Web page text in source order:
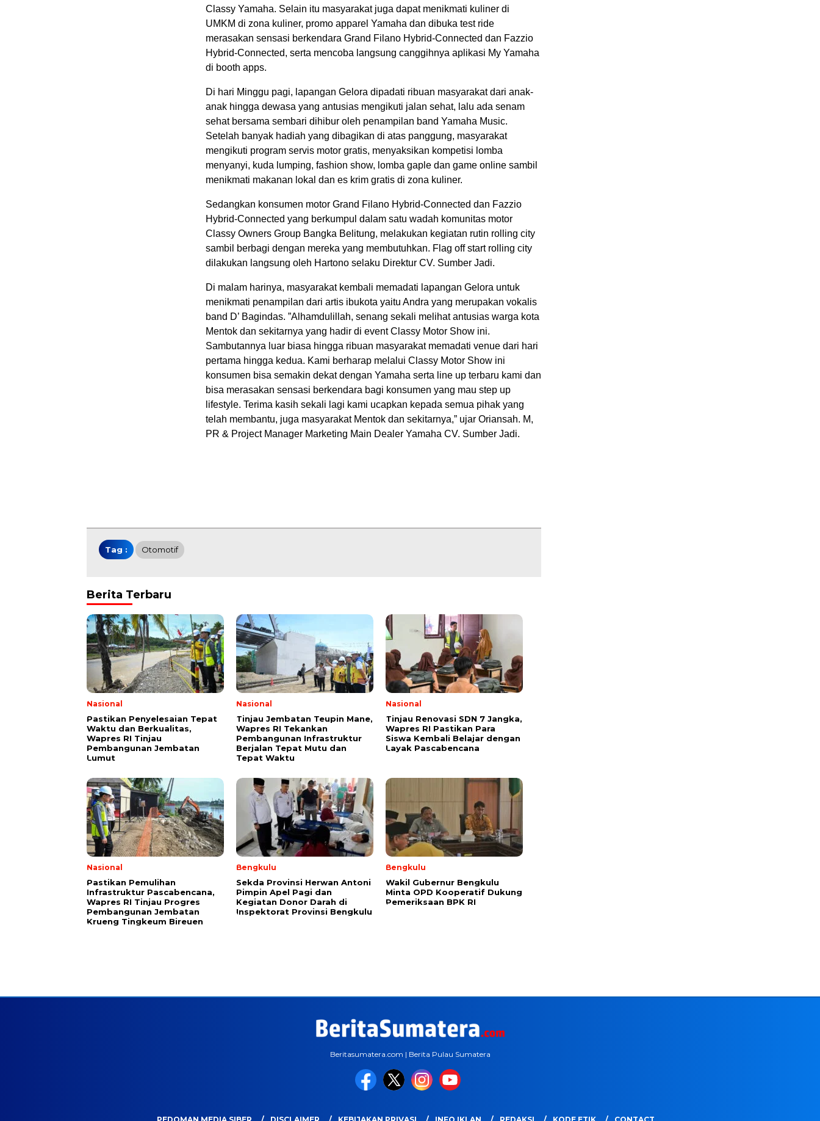
Classy Yamaha. Selain itu masyarakat juga dapat menikmati kuliner di
UMKM di zona kuliner, promo apparel Yamaha dan dibuka test ride
merasakan sensasi berkendara Grand Filano Hybrid-Connected dan Fazzio
Hybrid-Connected, serta mencoba langsung canggihnya aplikasi My Yamaha
di booth apps.
Di hari Minggu pagi, lapangan Gelora dipadati ribuan masyarakat dari anak-
anak hingga dewasa yang antusias mengikuti jalan sehat, lalu ada senam
sehat bersama sembari dihibur oleh penampilan band Yamaha Music.
Setelah banyak hadiah yang dibagikan di atas panggung, masyarakat
mengikuti program servis motor gratis, menyaksikan kompetisi lomba
menyanyi, kuda lumping, fashion show, lomba gaple dan game online sambil
menikmati makanan lokal dan es krim gratis di zona kuliner.
Sedangkan konsumen motor Grand Filano Hybrid-Connected dan Fazzio
Hybrid-Connected yang berkumpul dalam satu wadah komunitas motor
Classy Owners Group Bangka Belitung, melakukan kegiatan rutin rolling city
sambil berbagi dengan mereka yang membutuhkan. Flag off start rolling city
dilakukan langsung oleh Hartono selaku Direktur CV. Sumber Jadi.
Di malam harinya, masyarakat kembali memadati lapangan Gelora untuk
menikmati penampilan dari artis ibukota yaitu Andra yang merupakan vokalis
band D’ Bagindas. ”Alhamdulillah, senang sekali melihat antusias warga kota
Mentok dan sekitarnya yang hadir di event Classy Motor Show ini.
Sambutannya luar biasa hingga ribuan masyarakat memadati venue dari hari
pertama hingga kedua. Kami berharap melalui Classy Motor Show ini
konsumen bisa semakin dekat dengan Yamaha serta line up terbaru kami dan
bisa merasakan sensasi berkendara bagi konsumen yang mau step up
lifestyle. Terima kasih sekali lagi kami ucapkan kepada semua pihak yang
telah membantu, juga masyarakat Mentok dan sekitarnya,” ujar Oriansah. M,
PR & Project Manager Marketing Main Dealer Yamaha CV. Sumber Jadi.
Tag : Otomotif
Berita Terbaru
Nasional
Pastikan Penyelesaian Tepat
Waktu dan Berkualitas,
Wapres RI Tinjau
Pembangunan Jembatan
Lumut
Nasional
Tinjau Jembatan Teupin Mane,
Wapres RI Tekankan
Pembangunan Infrastruktur
Berjalan Tepat Mutu dan
Tepat Waktu
Nasional
Tinjau Renovasi SDN 7 Jangka,
Wapres RI Pastikan Para
Siswa Kembali Belajar dengan
Layak Pascabencana
Nasional
Pastikan Pemulihan
Infrastruktur Pascabencana,
Wapres RI Tinjau Progres
Pembangunan Jembatan
Krueng Tingkeum Bireuen
Bengkulu
Sekda Provinsi Herwan Antoni
Pimpin Apel Pagi dan
Kegiatan Donor Darah di
Inspektorat Provinsi Bengkulu
Bengkulu
Wakil Gubernur Bengkulu
Minta OPD Kooperatif Dukung
Pemeriksaan BPK RI
Beritasumatera.com | Berita Pulau Sumatera